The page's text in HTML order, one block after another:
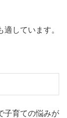
しています。
子育ての悩みが